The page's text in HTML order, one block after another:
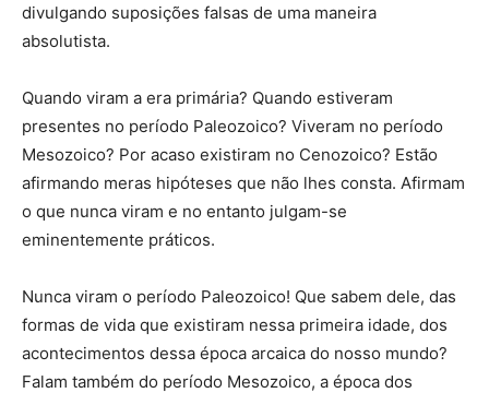
divulgando suposições falsas de uma maneira
absolutista.
Quando viram a era primária? Quando estiveram
presentes no período Paleozoico? Viveram no período
Mesozoico? Por acaso existiram no Cenozoico? Estão
afirmando meras hipóteses que não lhes consta. Afirmam
o que nunca viram e no entanto julgam-se
eminentemente práticos.
Nunca viram o período Paleozoico! Que sabem dele, das
formas de vida que existiram nessa primeira idade, dos
acontecimentos dessa época arcaica do nosso mundo?
Falam também do período Mesozoico, a época dos